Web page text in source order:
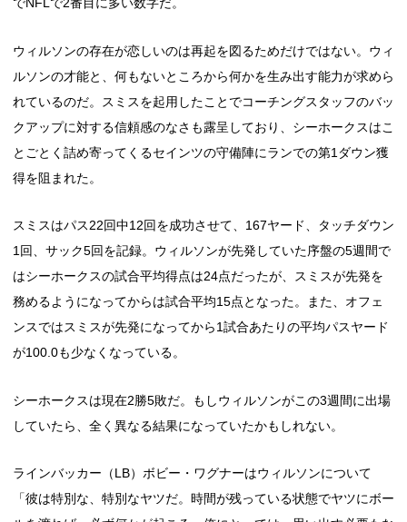
ウィルソンの存在が恋しいのは再起を図るためだけではない。ウィ
ルソンの才能と、何もないところから何かを生み出す能力が求めら
れているのだ。スミスを起用したことでコーチングスタッフのバッ
クアップに対する信頼感のなさも露呈しており、シーホークスはこ
とごとく詰め寄ってくるセインツの守備陣にランでの第1ダウン獲
得を阻まれた。
スミスはパス22回中12回を成功させて、167ヤード、タッチダウン
1回、サック5回を記録。ウィルソンが先発していた序盤の5週間で
はシーホークスの試合平均得点は24点だったが、スミスが先発を
務めるようになってからは試合平均15点となった。また、オフェ
ンスではスミスが先発になってから1試合あたりの平均パスヤード
が100.0も少なくなっている。
シーホークスは現在2勝5敗だ。もしウィルソンがこの3週間に出場
していたら、全く異なる結果になっていたかもしれない。
ラインバッカー（LB）ボビー・ワグナーはウィルソンについて
「彼は特別な、特別なヤツだ。時間が残っている状態でヤツにボー